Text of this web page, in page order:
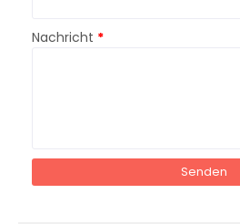
Nachricht *